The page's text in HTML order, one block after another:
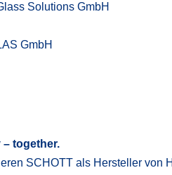
Solutions GmbH
GmbH
together.
SCHOTT als Hersteller von